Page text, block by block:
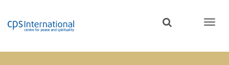
content